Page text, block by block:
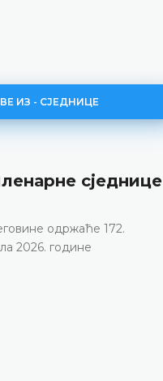
ИЗ - СЈЕДНИЦЕ
сједнице
одржаће 172.
2026. године